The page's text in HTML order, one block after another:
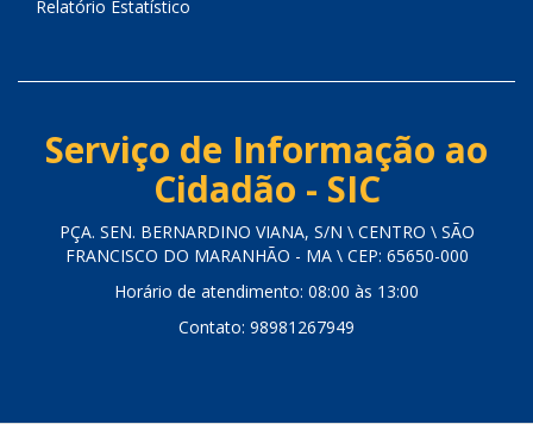
Relatório Estatístico
Serviço de Informação ao
Cidadão - SIC
PÇA. SEN. BERNARDINO VIANA, S/N \ CENTRO \ SÃO
FRANCISCO DO MARANHÃO - MA \ CEP: 65650-000
Horário de atendimento: 08:00 às 13:00
Contato: 98981267949